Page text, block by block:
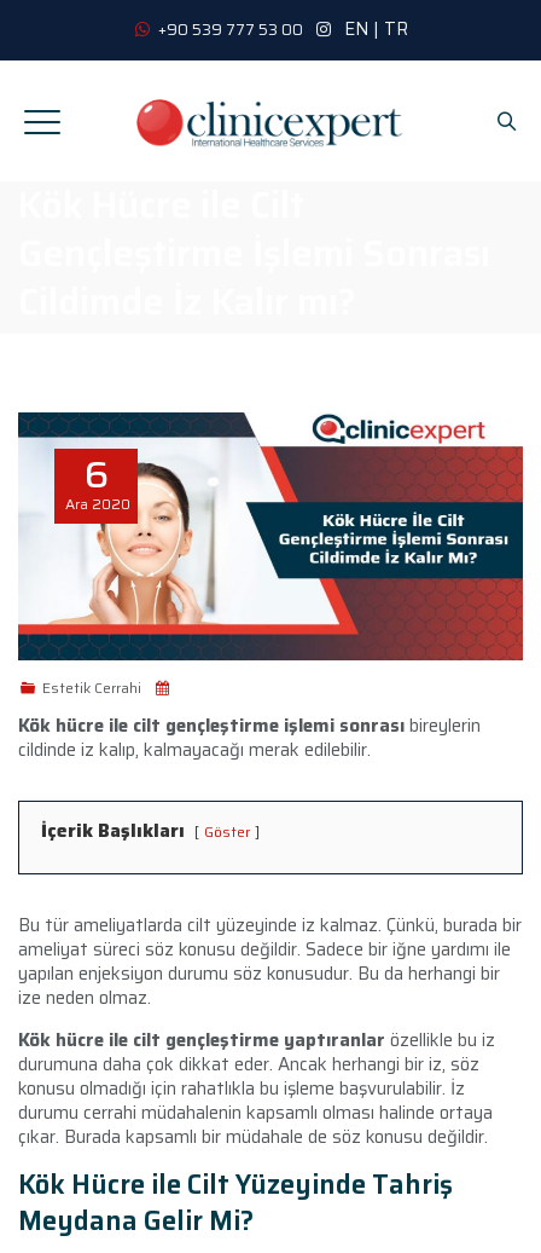
+90 539 777 53 00 EN | TR
6
Ara 2020
Estetik Cerrahi
Kök hücre ile cilt gençleştirme işlemi sonrasıbireylerin
cildinde iz kalıp, kalmayacağı merak edilebilir.
İçerik Başlıkları Göster
Bu tür ameliyatlarda cilt yüzeyinde iz kalmaz. Çünkü, burada bir
ameliyat süreci söz konusu değildir. Sadece bir iğne yardımı ile
yapılan enjeksiyon durumu söz konusudur. Bu da herhangi bir
ize neden olmaz.
Kök hücre ile cilt gençleştirme yaptıranlar özellikle bu iz
durumuna daha çok dikkat eder. Ancak herhangi bir iz, söz
konusu olmadığı için rahatlıkla bu işleme başvurulabilir. İz
durumu cerrahi müdahalenin kapsamlı olması halinde ortaya
çıkar. Burada kapsamlı bir müdahale de söz konusu değildir.
Kök Hücre ile Cilt Yüzeyinde Tahriş
Meydana Gelir Mi?